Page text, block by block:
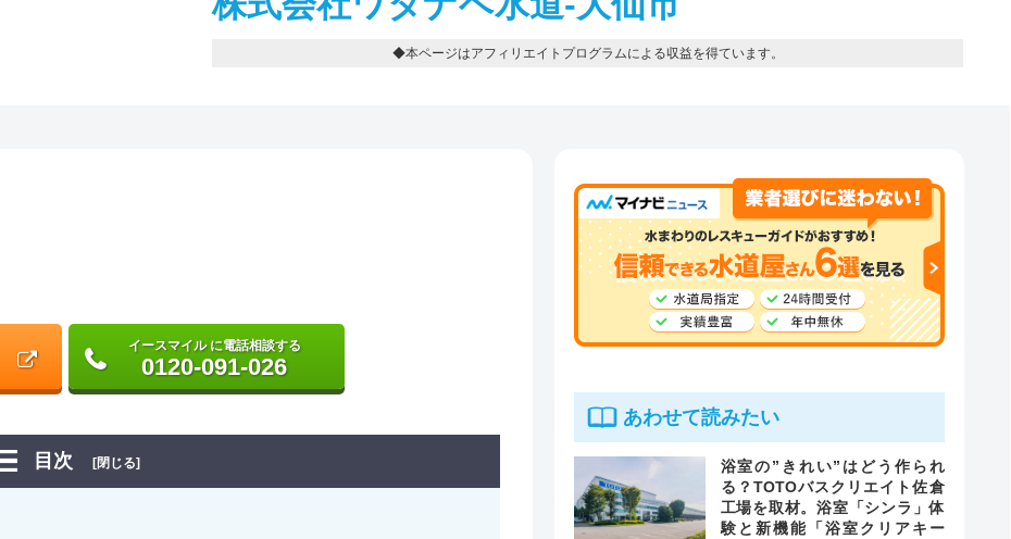
◆本ページはアフィリエイトプログラムによる収益を得ています。
イースマイル に電話相談する
0120-091-026
目次 [閉じる]
あわせて読みたい
浴室の”きれい”はどう作られ
る？TOTOバスクリエイト佐倉
工場を取材。浴室「シンラ」体
験と新機能「浴室クリアキー